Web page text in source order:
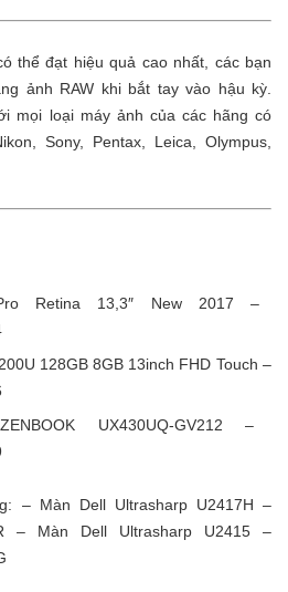
thể đạt hiệu quả cao nhất, các bạn
ảnh RAW khi bắt tay vào hậu kỳ.
mọi loại máy ảnh của các hãng có
Sony, Pentax, Leica, Olympus,
Retina 13,3″ New 2017 –
128GB 8GB 13inch FHD Touch –
UX430UQ-GV212 –
– Màn Dell Ultrasharp U2417H –
– Màn Dell Ultrasharp U2415 –